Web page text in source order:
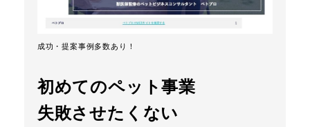
初めてのペット事業
失敗させたくない
成功・提案事例多数あり！